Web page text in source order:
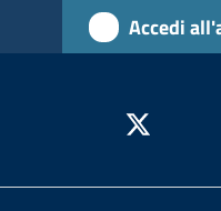
Accedi